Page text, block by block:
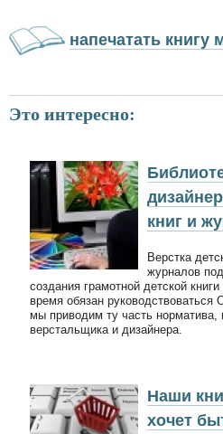
напечатать
Это интересно:
книг и
Верстка
журналов
создания грамотной детской
время обязан
мы приводим ту часть норматива,
верстальщика и дизайнера.
Наши
хочет